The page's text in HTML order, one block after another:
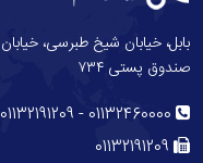
صندوق پستی ۷۳۴
01132460000
-
01132191209
01132191209